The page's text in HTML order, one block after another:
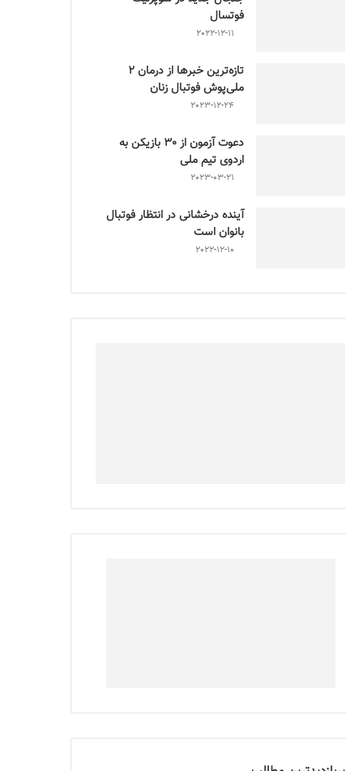
فوتسال
2022-12-11
تازه‌ترین خبرها از درمان ۲
ملی‌پوش فوتبال زنان
2023-12-24
دعوت آزمون از 30 بازیکن به
اردوی تیم ملی
2023-03-21
آینده درخشانی در انتظار فوتبال
بانوان است
2022-12-10